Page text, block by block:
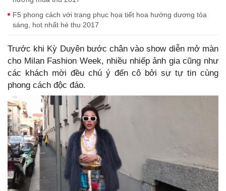
F5 phong cách với trang phục họa tiết hoa hướng dương tỏa
sáng, hot nhất hè thu 2017
Trước khi Kỳ Duyên bước chân vào show diễn mở màn
cho Milan Fashion Week, nhiều nhiếp ảnh gia cũng như
các khách mời đều chú ý đến cô bởi sự tự tin cùng
phong cách độc đáo.